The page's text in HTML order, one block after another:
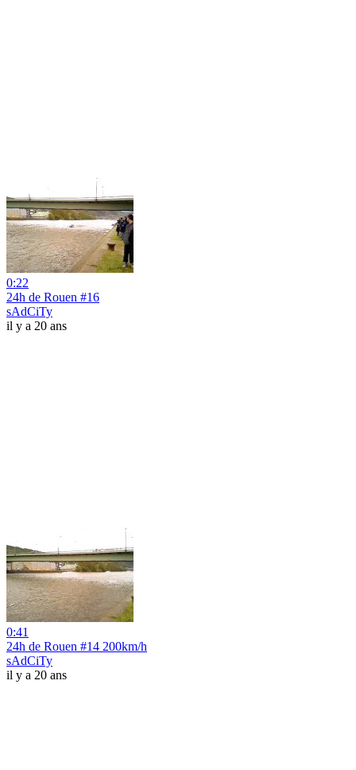
0:22
24h de Rouen #16
sAdCiTy
il y a 20 ans
0:41
24h de Rouen #14 200km/h
sAdCiTy
il y a 20 ans